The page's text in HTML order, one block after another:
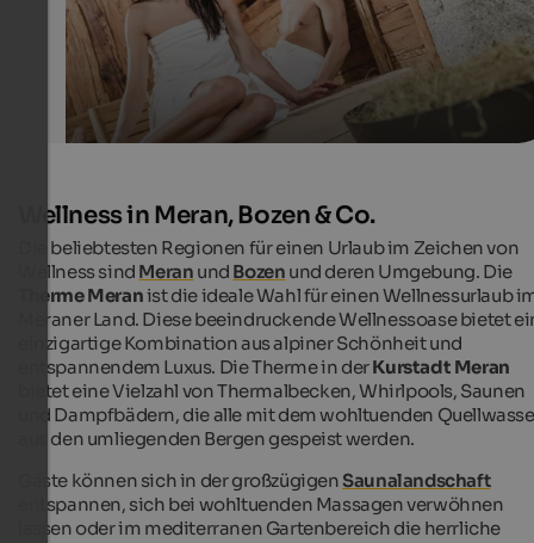
Wellness in Meran, Bozen & Co.
Die beliebtesten Regionen für einen Urlaub im Zeichen von
Wellness sind Meran und Bozen und deren Umgebung. Die
Therme Meranist die ideale Wahl für einen Wellnessurlaub
Meraner Land. Diese beeindruckende Wellnessoase bietet
einzigartige Kombination aus alpiner Schönheit und
entspannendem Luxus. Die Therme in derKurstadt Meran
bietet eine Vielzahl von Thermalbecken, Whirlpools, Saunen
und Dampfbädern, die alle mit dem wohltuenden
aus den umliegenden Bergen gespeist werden.
Gäste können sich in der großzügigenSaunalandschaft
entspannen, sich bei wohltuenden Massagen verwöhnen
lassen oder im mediterranen Gartenbereich die herrliche